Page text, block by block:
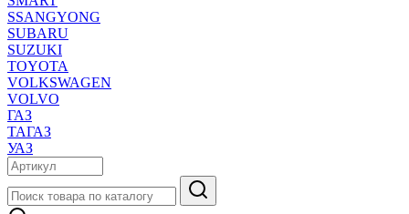
SSANGYONG
SUBARU
SUZUKI
TOYOTA
VOLKSWAGEN
VOLVO
ГАЗ
ТАГАЗ
УАЗ